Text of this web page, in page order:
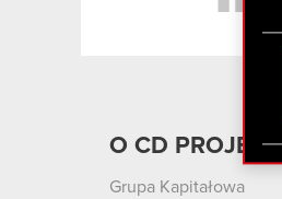
O CD PROJEKT
Grupa Kapitałowa